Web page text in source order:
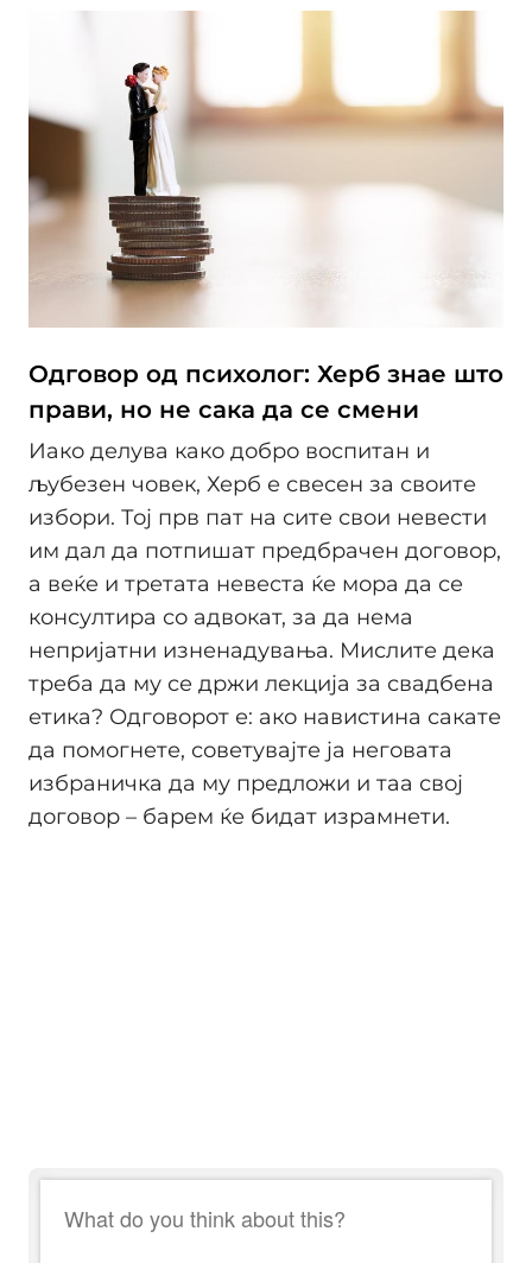
Одговор од психолог: Херб знае што
прави, но не сака да се смени
Иако делува како добро воспитан и
љубезен човек, Херб е свесен за своите
избори. Тој прв пат на сите свои невести
им дал да потпишат предбрачен договор,
а веќе и третата невеста ќе мора да се
консултира со адвокат, за да нема
непријатни изненадувања. Мислите дека
треба да му се држи лекција за свадбена
етика? Одговорот е: ако навистина сакате
да помогнете, советувајте ја неговата
избраничка да му предложи и таа свој
договор – барем ќе бидат израмнети.